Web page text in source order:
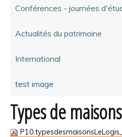
Conférences - journées
Actualités du patrimoine
International
test image
Types de